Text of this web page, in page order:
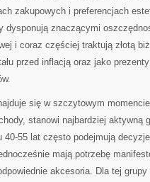
zakupowych i preferencjach
dysponują znaczącymi
i coraz częściej traktują złotą
przed inflacją oraz jako
się w szczytowym
stanowi najbardziej aktywną
40-55 lat często podejmują
mają potrzebę
akcesoria. Dla tej